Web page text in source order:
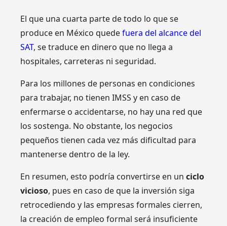
El que una cuarta parte de todo lo que se
produce en México quedefuera del alcance del
SAT, se traduce en dinero que no llega a
hospitales, carreteras ni seguridad.
Para los millones de personas en condiciones
para trabajar, no tienen IMSS y en caso de
enfermarse o accidentarse, no hay una red que
los sostenga. No obstante, los negocios
pequeños tienen cada vez más dificultad para
mantenerse dentro de la ley.
En resumen, esto podría convertirse en unciclo
vicioso, pues en caso de que la inversión siga
retrocediendo y las empresas formales cierren,
la creación de empleo formal será insuficiente